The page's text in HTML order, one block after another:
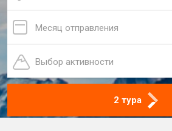
Месяц отправления
Выбор активности
2 тура